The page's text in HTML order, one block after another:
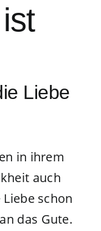
Liebe
in ihrem
auch
schon
das Gute.